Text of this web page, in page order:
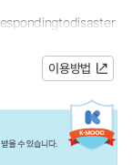
1재난관...
이용방법